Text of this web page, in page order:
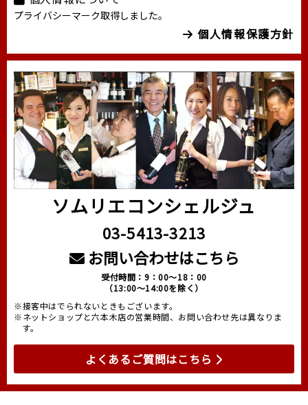
プライバシーマーク取得しました。
個人情報保護方針
ソムリエコンシェルジュ
03-5413-3213
お問い合わせはこちら
受付時間：9：00～18：00
（13:00～14:00を除く）
※接客中はでられないときもございます。
※ネットショップと六本木店の営業時間、お問い合わせ先は異なりま
す。
よくあるご質問はこちら